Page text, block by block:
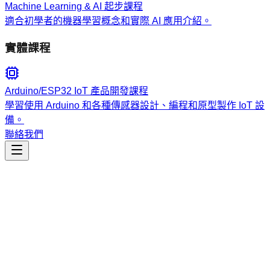
Machine Learning & AI 起步課程
適合初學者的機器學習概念和實際 AI 應用介紹。
實體課程
Arduino/ESP32 IoT 產品開發課程
學習使用 Arduino 和各種傳感器設計、編程和原型製作 IoT 設
備。
聯絡我們